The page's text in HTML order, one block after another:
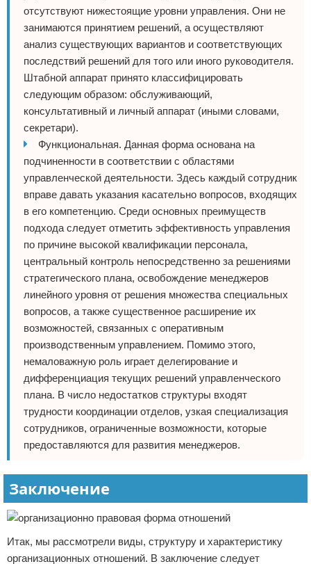
отсутствуют нижестоящие уровни управления. Они не
занимаются принятием решений, а осуществляют
анализ существующих вариантов и соответствующих
последствий решений для того или иного руководителя.
Штабной аппарат принято классифицировать
следующим образом: обслуживающий,
консультативный и личный аппарат (иными словами,
секретари).
Функциональная. Данная форма основана на
подчиненности в соответствии с областями
управленческой деятельности. Здесь каждый сотрудник
вправе давать указания касательно вопросов, входящих
в его компетенцию. Среди основных преимуществ
подхода следует отметить эффективность управления
по причине высокой квалификации персонала,
центральный контроль непосредственно за решениями
стратегического плана, освобождение менеджеров
линейного уровня от решения множества специальных
вопросов, а также существенное расширение их
возможностей, связанных с оперативным
производственным управлением. Помимо этого,
немаловажную роль играет делегирование и
дифференциация текущих решений управленческого
плана. В число недостатков структуры входят
трудности координации отделов, узкая специализация
сотрудников, ограниченные возможности, которые
предоставляются для развития менеджеров.
Заключение
Итак, мы рассмотрели виды, структуру и характеристику
организационных отношений. В заключение следует